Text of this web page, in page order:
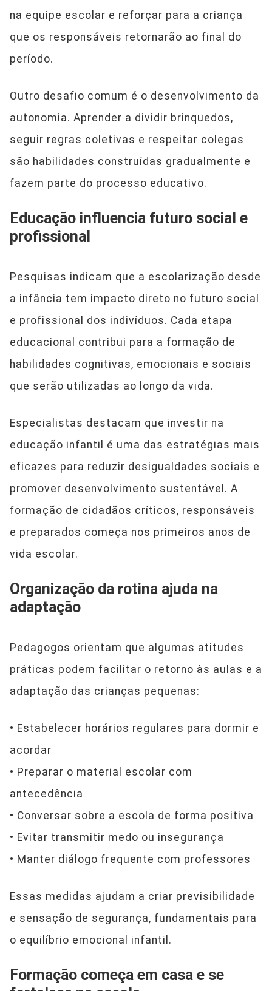
na equipe escolar e reforçar para a criança
que os responsáveis retornarão ao final do
período.
Outro desafio comum é o desenvolvimento da
autonomia. Aprender a dividir brinquedos,
seguir regras coletivas e respeitar colegas
são habilidades construídas gradualmente e
fazem parte do processo educativo.
Educação influencia futuro social e
profissional
Pesquisas indicam que a escolarização desde
a infância tem impacto direto no futuro social
e profissional dos indivíduos. Cada etapa
educacional contribui para a formação de
habilidades cognitivas, emocionais e sociais
que serão utilizadas ao longo da vida.
Especialistas destacam que investir na
educação infantil é uma das estratégias mais
eficazes para reduzir desigualdades sociais e
promover desenvolvimento sustentável. A
formação de cidadãos críticos, responsáveis
e preparados começa nos primeiros anos de
vida escolar.
Organização da rotina ajuda na
adaptação
Pedagogos orientam que algumas atitudes
práticas podem facilitar o retorno às aulas e a
adaptação das crianças pequenas:
• Estabelecer horários regulares para dormir e
acordar
• Preparar o material escolar com
antecedência
• Conversar sobre a escola de forma positiva
• Evitar transmitir medo ou insegurança
• Manter diálogo frequente com professores
Essas medidas ajudam a criar previsibilidade
e sensação de segurança, fundamentais para
o equilíbrio emocional infantil.
Formação começa em casa e se